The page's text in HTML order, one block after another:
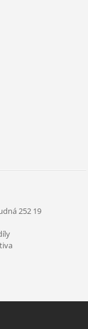
252 19